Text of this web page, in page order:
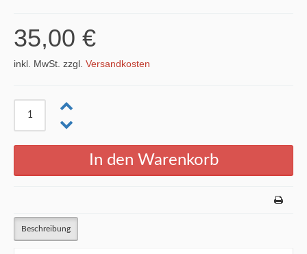
35,00 €
inkl. MwSt. zzgl. Versandkosten
Beschreibung